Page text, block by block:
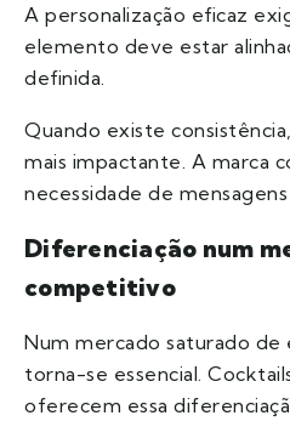
A personalização eficaz
elemento deve estar
definida.
Quando existe
mais impactante. A marca
necessidade de
Diferenciação num
competitivo
Num mercado saturado de
torna-se essencial.
oferecem essa